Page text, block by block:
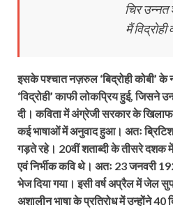
चिर उन्नत
मैं विद्रोही
इसके पश्चात नज़रुल ‘बिद्रोही कोबी’
‘विद्रोही’ काफी लोकप्रिय हुई, जिसने
दी। कविता में अंग्रेजी सरकार के
कई भाषाओं में अनुवाद हुआ। अतः
गड़ते रहे। 20वीं शताब्दी के तीसरे
एवं निर्भीक कवि थे। अतः 23 जनवरी
भेज दिया गया। इसी वर्ष अप्रैल में जेल
अशालीन भाषा के प्रतिरोध में उन्होंने 40